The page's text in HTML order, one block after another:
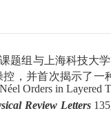
组与上海科技大学
，并首次揭示了一
Orders in Layered
Review Letters